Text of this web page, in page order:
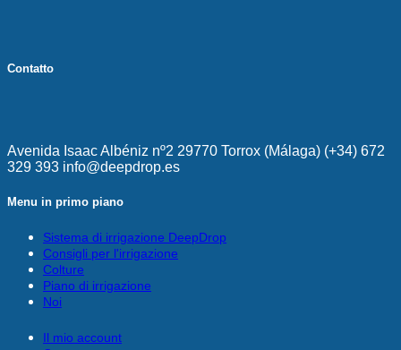
Contatto
Avenida Isaac Albéniz nº2 29770 Torrox (Málaga) (+34) 672
329 393 info@deepdrop.es
Menu in primo piano
Sistema di irrigazione DeepDrop
Consigli per l'irrigazione
Colture
Piano di irrigazione
Noi
Il mio account